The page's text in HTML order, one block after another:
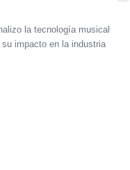
la tecnología musical
impacto en la industria